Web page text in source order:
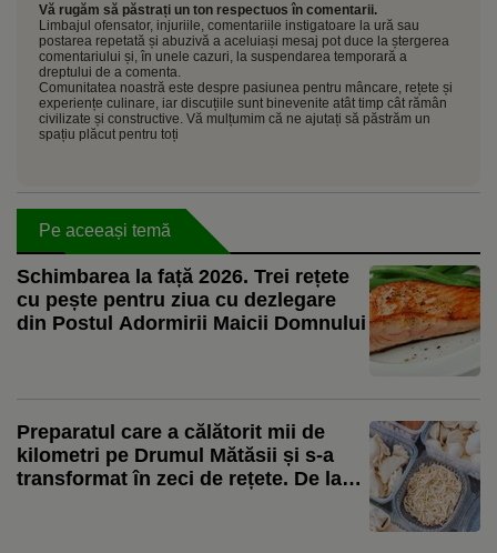
Vă rugăm să păstrați un ton respectuos în comentarii.
Limbajul ofensator, injuriile, comentariile instigatoare la ură sau
postarea repetată și abuzivă a aceluiași mesaj pot duce la ștergerea
comentariului și, în unele cazuri, la suspendarea temporară a
dreptului de a comenta.
Comunitatea noastră este despre pasiunea pentru mâncare, rețete și
experiențe culinare, iar discuțiile sunt binevenite atât timp cât rămân
civilizate și constructive. Vă mulțumim că ne ajutați să păstrăm un
spațiu plăcut pentru toți
Pe aceeași temă
Schimbarea la față 2026. Trei rețete
cu pește pentru ziua cu dezlegare
din Postul Adormirii Maicii Domnului
Preparatul care a călătorit mii de
kilometri pe Drumul Mătăsii și s-a
transformat în zeci de rețete. De la